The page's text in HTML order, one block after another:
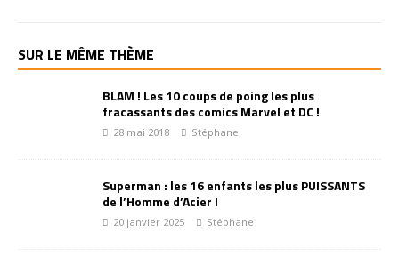
SUR LE MÊME THÈME
BLAM ! Les 10 coups de poing les plus
fracassants des comics Marvel et DC !
28 mai 2018 Stéphane
Superman : les 16 enfants les plus PUISSANTS
de l’Homme d’Acier !
20 janvier 2025 Stéphane